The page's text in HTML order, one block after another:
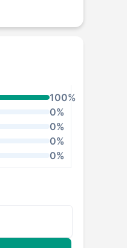
100%
0%
0%
0%
0%